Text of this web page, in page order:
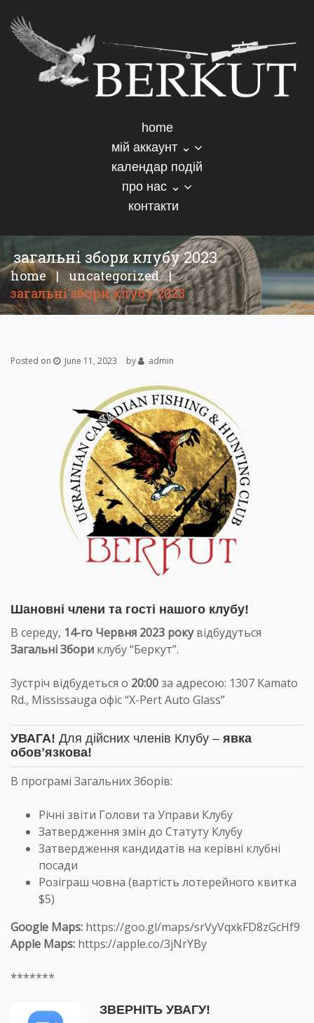
home
мій аккаунт ⌄
календар подій
про нас ⌄
контакти
загальні збори клубу 2023
home | uncategorized |
загальні збори клубу 2023
Posted on June 11, 2023 by admin
Шановні члени та гості нашого клубу!
В середу, 14-го Червня 2023 рокувідбудуться
Загальні Збори клубу“Беркут”.
Зустріч відбудеться о 20:00за адресою: 1307 Kamato
Rd., Mississauga офіс “X-Pert Auto Glass”
УВАГА! Для дійсних членів Клубу – явка
обовʼязкова!
В програмі Загальних Зборів:
Річні звіти Голови та Управи Клубу
Затвердження змін до Статуту Клубу
Затвердження кандидатів на керівні клубні
посади
Розіграш човна (вартість лотерейного квитка
$5)
Google Maps: https://goo.gl/maps/srVyVqxkFD8zGcHf9
Apple Maps: https://apple.co/3jNrYBy
*******
ЗВЕРНІТЬ УВАГУ!